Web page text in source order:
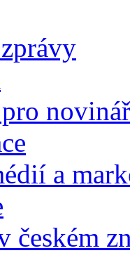
a
českém